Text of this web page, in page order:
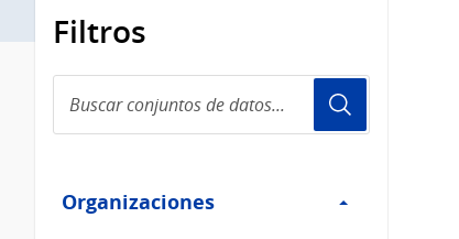
Filtros
conjuntos
de
Organizaciones
Organizaciones